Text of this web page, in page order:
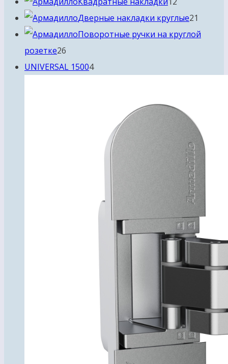
товаров
Дверные накладки круглые21
товар
Поворотные ручки на круглой
розетке26
товаров
UNIVERSAL 150044